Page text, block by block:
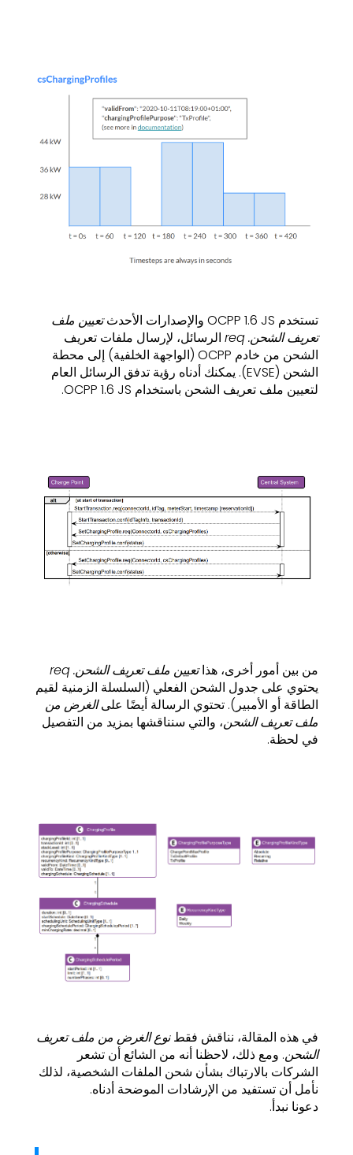
تستخدم OCPP 1.6 JS والإصدارات الأحدث
تعيين ملف
تعريف الشحن. req
الرسائل، لإرسال ملفات تعريف
الشحن من خادم OCPP (الواجهة الخلفية) إلى محطة
الشحن (EVSE). يمكنك أدناه رؤية تدفق الرسائل العام
لتعيين ملف تعريف الشحن باستخدام OCPP 1.6 JS.
من بين أمور أخرى، هذاتعيين ملف تعريف الشحن. req
يحتوي على جدول الشحن الفعلي (السلسلة الزمنية لقيم
الطاقة أو الأمبير). تحتوي الرسالة أيضًا علىالغرض من
ملف تعريف الشحن، والتي سنناقشها بمزيد من التفصيل
في لحظة.
في هذه المقالة، نناقش فقطنوع الغرض من ملف تعريف
الشحن. ومع ذلك، لاحظنا أنه من الشائع أن تشعر
الشركات بالارتباك بشأن شحن الملفات الشخصية، لذلك
نأمل أن تستفيد من الإرشادات الموضحة أدناه.
دعونا نبدأ.